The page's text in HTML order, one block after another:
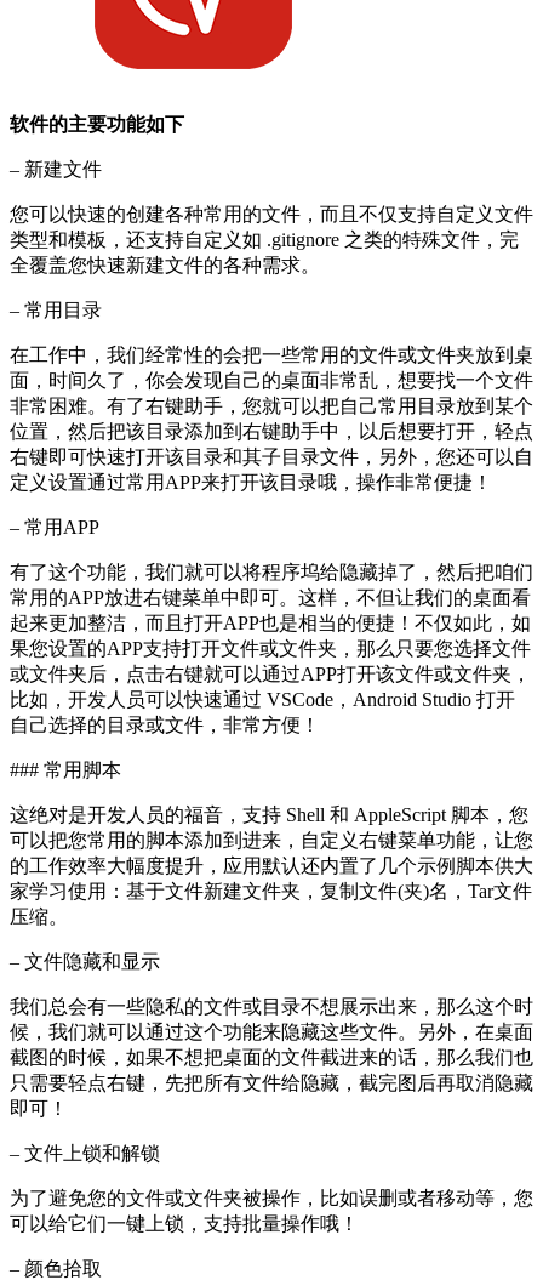
软件的主要功能如下
– 新建文件
您可以快速的创建各种常用的文件，而且不仅支持自定义文件
类型和模板，还支持自定义如 .gitignore 之类的特殊文件，完
全覆盖您快速新建文件的各种需求。
– 常用目录
在工作中，我们经常性的会把一些常用的文件或文件夹放到桌
面，时间久了，你会发现自己的桌面非常乱，想要找一个文件
非常困难。有了右键助手，您就可以把自己常用目录放到某个
位置，然后把该目录添加到右键助手中，以后想要打开，轻点
右键即可快速打开该目录和其子目录文件，另外，您还可以自
定义设置通过常用APP来打开该目录哦，操作非常便捷！
– 常用APP
有了这个功能，我们就可以将程序坞给隐藏掉了，然后把咱们
常用的APP放进右键菜单中即可。这样，不但让我们的桌面看
起来更加整洁，而且打开APP也是相当的便捷！不仅如此，如
果您设置的APP支持打开文件或文件夹，那么只要您选择文件
或文件夹后，点击右键就可以通过APP打开该文件或文件夹，
比如，开发人员可以快速通过 VSCode，Android Studio 打开
自己选择的目录或文件，非常方便！
### 常用脚本
这绝对是开发人员的福音，支持 Shell 和 AppleScript 脚本，您
可以把您常用的脚本添加到进来，自定义右键菜单功能，让您
的工作效率大幅度提升，应用默认还内置了几个示例脚本供大
家学习使用：基于文件新建文件夹，复制文件(夹)名，Tar文件
压缩。
– 文件隐藏和显示
我们总会有一些隐私的文件或目录不想展示出来，那么这个时
候，我们就可以通过这个功能来隐藏这些文件。另外，在桌面
截图的时候，如果不想把桌面的文件截进来的话，那么我们也
只需要轻点右键，先把所有文件给隐藏，截完图后再取消隐藏
即可！
– 文件上锁和解锁
为了避免您的文件或文件夹被操作，比如误删或者移动等，您
可以给它们一键上锁，支持批量操作哦！
– 颜色拾取